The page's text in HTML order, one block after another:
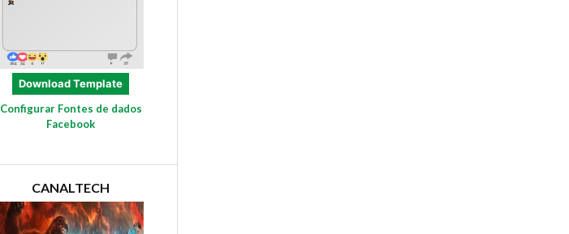
Download Template
Configurar Fontes de dados
Facebook
CANALTECH